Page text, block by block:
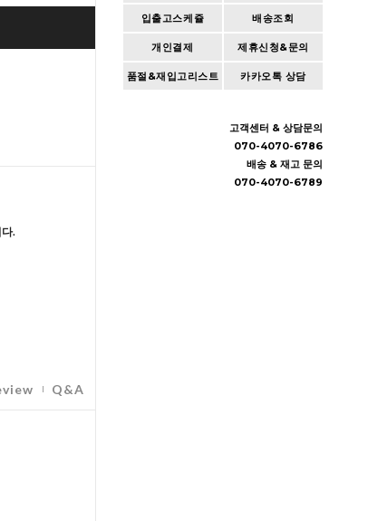
입출고스케쥴 배송조회
개인결제 제휴신청&문의
품절&재입고리스트 카카오톡 상담
고객센터 & 상담문의
070-4070-6786
배송 & 재고 문의
070-4070-6789
BUY IT NOW
Cart | Wishlist
.
Q&A